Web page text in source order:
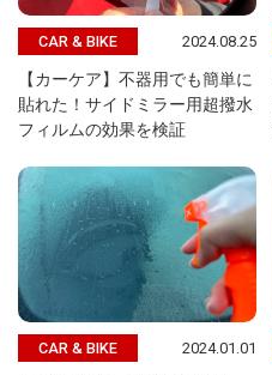
CAR & BIKE 2024.08.25
【カーケア】不器用でも簡単に
貼れた！サイドミラー用超撥水
フィルムの効果を検証
CAR & BIKE 2024.01.01